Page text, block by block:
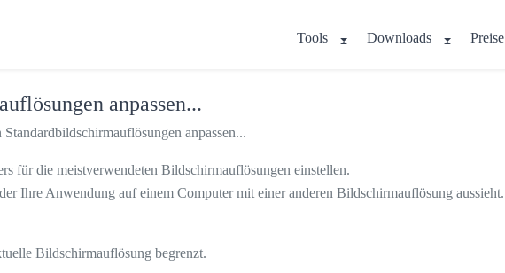
Tools Downloads Preise
anpassen...
anpassen...
für die meistverwendeten Bildschirmauflösungen einstellen.
Ihre Anwendung auf einem Computer mit einer anderen Bildschirmauflösung aussieht.
Bildschirmauflösung begrenzt.